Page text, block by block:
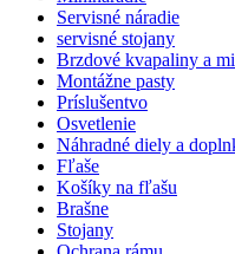
Servisné náradie
servisné stojany
Brzdové kvapaliny a
Montážne pasty
Príslušentvo
Osvetlenie
Náhradné diely a
Fľaše
Košíky na fľašu
Brašne
Stojany